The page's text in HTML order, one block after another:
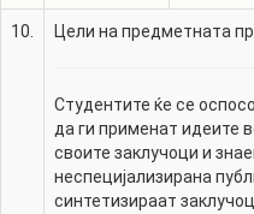
10. Цели на предметната
Студентите ќе се
да ги применат идеите
своите заклучоци и
неспецијализирана
синтетизираат